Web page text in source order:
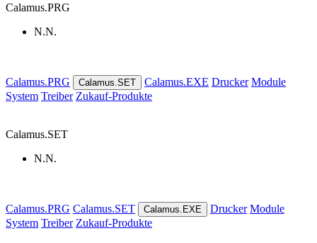
Calamus.PRG
N.N.
Calamus.PRG Calamus.SET Calamus.EXE Drucker Module
System Treiber Zukauf-Produkte
Calamus.SET
N.N.
Calamus.PRG Calamus.SET Calamus.EXE Drucker Module
System Treiber Zukauf-Produkte